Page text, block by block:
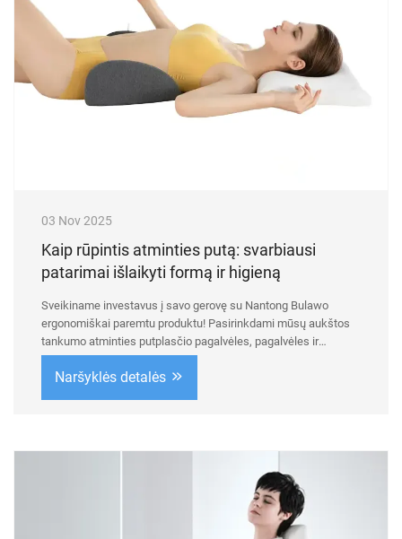
03 Nov 2025
Kaip rūpintis atminties putą: svarbiausi
patarimai išlaikyti formą ir higieną
Sveikiname investavus į savo gerovę su Nantong Bulawo
ergonomiškai paremtu produktu! Pasirinkdami mūsų aukštos
tankumo atminties putplasčio pagalvėles, pagalvėles ir
atramas, Jūs pasirinkote aukštesnį komfortą, stuburo sveikatą
ir ilgalaikę vertę. ...
Naršyklės detalės